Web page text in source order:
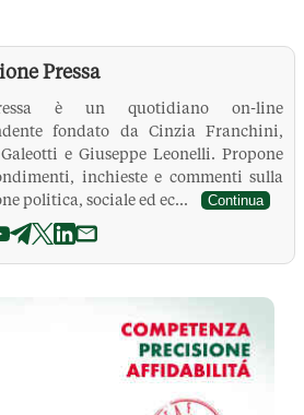
Pressa
è un quotidiano on-line
fondato da Cinzia Franchini,
e Giuseppe Leonelli. Propone
inchieste e commenti sulla
politica, sociale ed ec...
Continua